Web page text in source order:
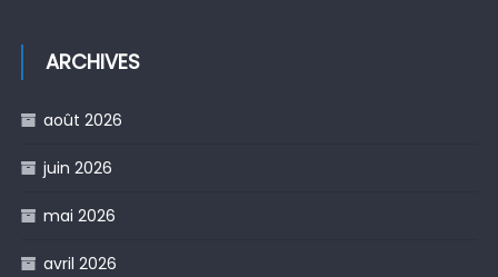
ARCHIVES
août 2026
juin 2026
mai 2026
avril 2026